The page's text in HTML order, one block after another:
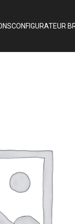
CONFIGURATEUR